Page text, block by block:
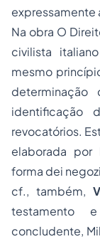
expressamente
Na obra O
civilista italiano
mesmo
identificação
revocatórios.
elaborada por
forma dei
cf., também,
testamento
concludente,